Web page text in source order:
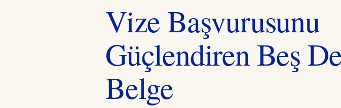
Vize Başvurusunu
Güçlendiren Beş
Belge